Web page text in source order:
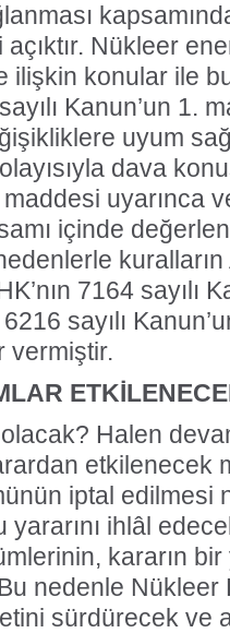
Nükleer
ilişkin konular ile
Kanun’un 1.
uyum
dava
uyarınca
içinde
kuralların
7164 sayılı
sayılı
vermiştir.
Halen
etkilenecek
iptal
ihlâl
kararın
nedenle
sürdürecek ve